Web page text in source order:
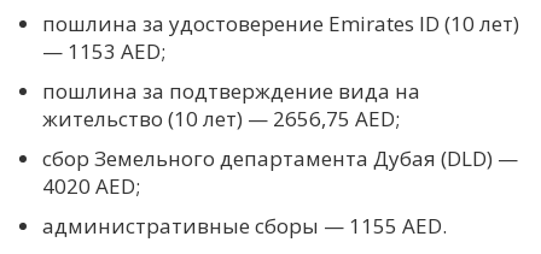
пошлина за удостоверение Emirates ID (10 лет)
— 1153 AED;
пошлина за подтверждение вида на
жительство (10 лет) — 2656,75 AED;
сбор Земельного департамента Дубая (DLD) —
4020 AED;
административные сборы — 1155 AED.